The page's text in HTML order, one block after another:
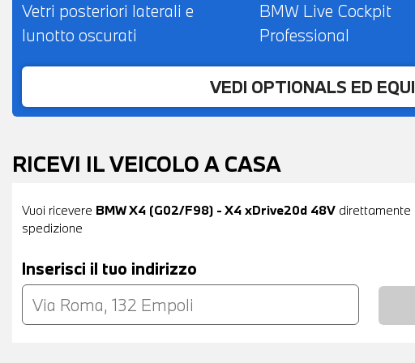
Vetri posteriori laterali e
lunotto oscurati
BMW Live Cockpit
Professional
VEDI OPTIONALS ED
RICEVI IL VEICOLO A CASA
Vuoi ricevere BMW X4 (G02/F98) - X4 xDrive20d 48V direttamente
spedizione
Inserisci il tuo indirizzo